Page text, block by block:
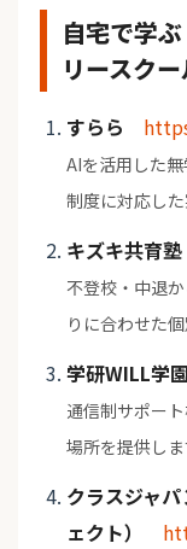
自宅で学
リースク
すらら
AIを活用した
制度に対応した
キズキ共育塾
不登校・中退
りに合わせた個
学研WILL学園
通信制サポー
場所を提供しま
クラスジャ
ェクト）